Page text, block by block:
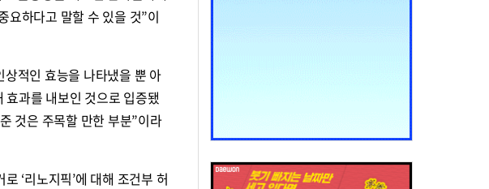
요하다고 말할 수 있을 것”이
상적인 효능을 나타냈을 뿐 아
과를 내보인 것으로 입증됐
것은 주목할 만한 부분”이라
‘리노지픽’에 대해 조건부 허